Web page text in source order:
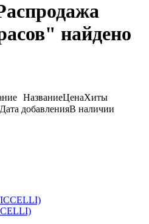
найдено
НазваниеЦенаХиты
Дата добавленияВ наличии